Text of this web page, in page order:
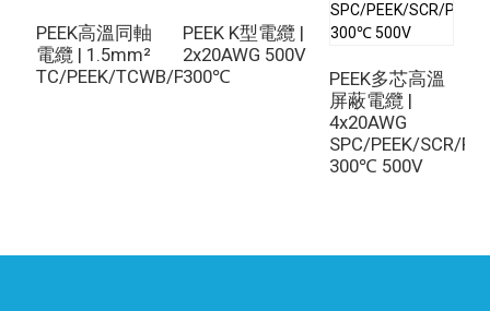
PEEK高溫同軸
電纜 | 1.5mm²
TC/PEEK/TCWB/PEEK
PEEK K型電纜 |
2x20AWG 500V
300℃
PEEK多芯高溫
屏蔽電纜 |
4x20AWG
SPC/PEEK/SCR/
300℃ 500V